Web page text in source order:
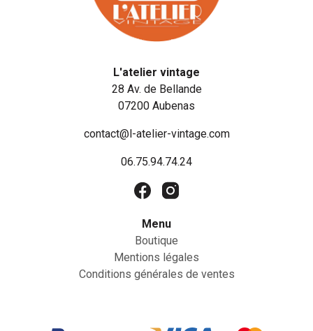
L'atelier vintage
28 Av. de Bellande
07200 Aubenas
contact@l-atelier-vintage.com
06.75.94.74.24
Menu
Boutique
Mentions légales
Conditions générales de ventes